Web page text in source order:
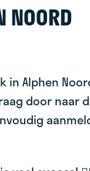
NOORD
in Alphen
door naar